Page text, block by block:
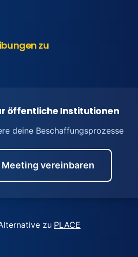
zu
öffentliche Institutionen
deine Beschaffungsprozesse
Meeting vereinbaren
zu PLACE